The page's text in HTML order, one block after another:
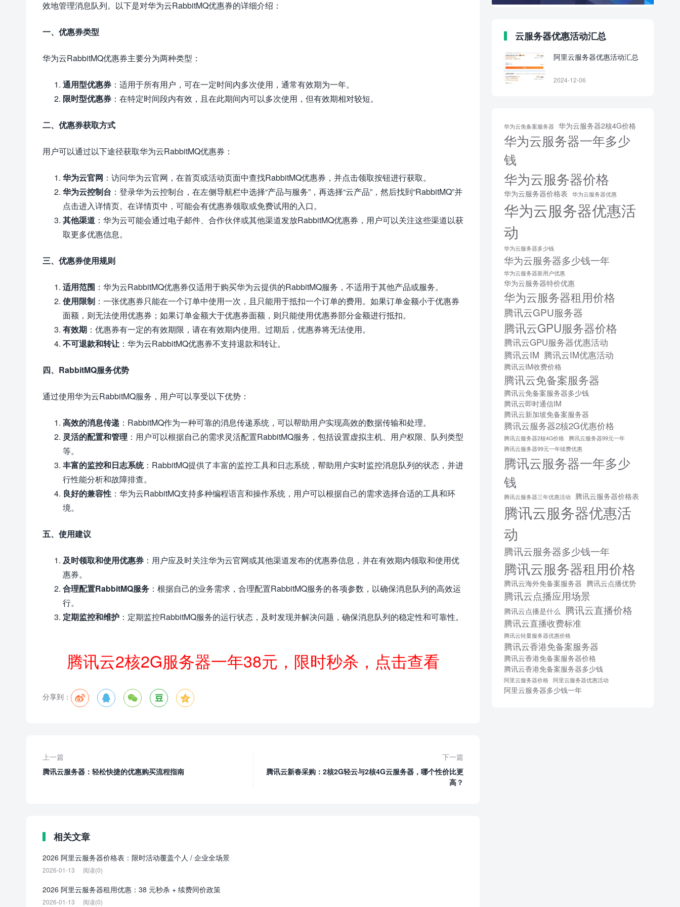
效地管理消息队列。以下是对华为云RabbitMQ优惠券的详细介绍：
一、优惠券类型
华为云RabbitMQ优惠券主要分为两种类型：
通用型优惠券 ：适用于所有用户，可在一定时间内多次使用，通常有效期为一年。
限时型优惠券 ：在特定时间段内有效，且在此期间内可以多次使用，但有效期相对较短。
二、优惠券获取方式
用户可以通过以下途径获取华为云RabbitMQ优惠券：
华为云官网 ：访问华为云官网，在首页或活动页面中查找RabbitMQ优惠券，并点击领取按钮进行获取。
华为云控制台 ：登录华为云控制台，在左侧导航栏中选择“产品与服务”，再选择“云产品”，然后找到“RabbitMQ”并
点击进入详情页。在详情页中，可能会有优惠券领取或免费试用的入口。
其他渠道 ：华为云可能会通过电子邮件、合作伙伴或其他渠道发放RabbitMQ优惠券，用户可以关注这些渠道以获
取更多优惠信息。
三、优惠券使用规则
适用范围 ：华为云RabbitMQ优惠券仅适用于购买华为云提供的RabbitMQ服务，不适用于其他产品或服务。
使用限制 ：一张优惠券只能在一个订单中使用一次，且只能用于抵扣一个订单的费用。如果订单金额小于优惠券
面额，则无法使用优惠券；如果订单金额大于优惠券面额，则只能使用优惠券部分金额进行抵扣。
有效期 ：优惠券有一定的有效期限，请在有效期内使用。过期后，优惠券将无法使用。
不可退款和转让 ：华为云RabbitMQ优惠券不支持退款和转让。
四、RabbitMQ服务优势
通过使用华为云RabbitMQ服务，用户可以享受以下优势：
高效的消息传递 ：RabbitMQ作为一种可靠的消息传递系统，可以帮助用户实现高效的数据传输和处理。
灵活的配置和管理 ：用户可以根据自己的需求灵活配置RabbitMQ服务，包括设置虚拟主机、用户权限、队列类型
等。
丰富的监控和日志系统：RabbitMQ提供了丰富的监控工具和日志系统，帮助用户实时监控消息队列的状态，并进
行性能分析和故障排查。
良好的兼容性 ：华为云RabbitMQ支持多种编程语言和操作系统，用户可以根据自己的需求选择合适的工具和环
境。
五、使用建议
及时领取和使用优惠券 ：用户应及时关注华为云官网或其他渠道发布的优惠券信息，并在有效期内领取和使用优
惠券。
合理配置RabbitMQ服务 ：根据自己的业务需求，合理配置RabbitMQ服务的各项参数，以确保消息队列的高效运
行。
定期监控和维护 ：定期监控RabbitMQ服务的运行状态，及时发现并解决问题，确保消息队列的稳定性和可靠性。
腾讯云2核2G服务器一年38元，限时秒杀，点击查看
分享到：     
上一篇
腾讯云服务器：轻松快捷的优惠购买流程指南
下一篇
腾讯云新春采购：2核2G轻云与2核4G云服务器，哪个性价比更
高？
相关文章
2026 阿里云服务器价格表：限时活动覆盖个人 / 企业全场景
2026-01-13 阅读(0)
2026 阿里云服务器租用优惠：38 元秒杀 + 续费同价政策
2026-01-13 阅读(0)
云服务器优惠活动汇总
阿里云服务器优惠活动汇总
2024-12-06
华为云免备案服务器 华为云服务器2核4G价格
华为云服务器一年多少
钱
华为云服务器价格
华为云服务器价格表 华为云服务器优惠
华为云服务器优惠活
动
华为云服务器多少钱
华为云服务器多少钱一年
华为云服务器新用户优惠
华为云服务器特价优惠
华为云服务器租用价格
腾讯云GPU服务器
腾讯云GPU服务器价格
腾讯云GPU服务器优惠活动
腾讯云IM 腾讯云IM优惠活动
腾讯云IM收费价格
腾讯云免备案服务器
腾讯云免备案服务器多少钱
腾讯云即时通信IM
腾讯云新加坡免备案服务器
腾讯云服务器2核2G优惠价格
腾讯云服务器2核4G价格
腾讯云服务器99元一年
腾讯云服务器99元一年续费优惠
腾讯云服务器一年多少
钱
腾讯云服务器三年优惠活动 腾讯云服务器价格表
腾讯云服务器优惠活
动
腾讯云服务器多少钱一年
腾讯云服务器租用价格
腾讯云海外免备案服务器 腾讯云点播优势
腾讯云点播应用场景
腾讯云点播是什么 腾讯云直播价格
腾讯云直播收费标准
腾讯云轻量服务器优惠价格
腾讯云香港免备案服务器
腾讯云香港免备案服务器价格
腾讯云香港免备案服务器多少钱
阿里云服务器价格 阿里云服务器优惠活动
阿里云服务器多少钱一年